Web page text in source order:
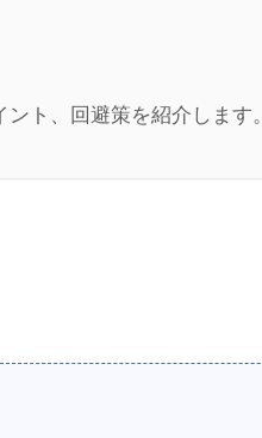
ト、回避策を紹介します。